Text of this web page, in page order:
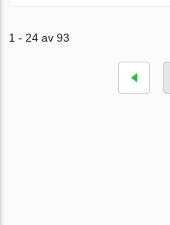
1 - 24 av 93